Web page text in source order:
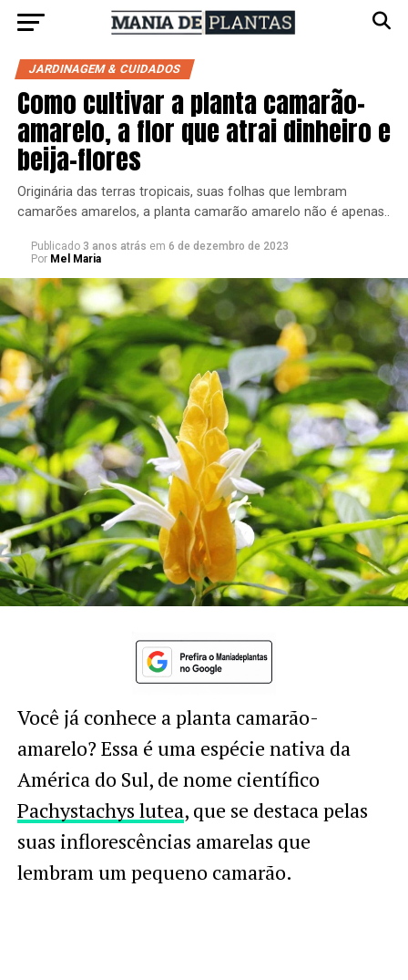
JARDINAGEM & CUIDADOS
Como cultivar a planta camarão-
amarelo, a flor que atrai dinheiro e
beija-flores
Originária das terras tropicais, suas folhas que lembram
camarões amarelos, a planta camarão amarelo não é apenas..
Publicado 3 anos atrás em 6 de dezembro de 2023
Por Mel Maria
Você já conhece a planta camarão-
amarelo? Essa é uma espécie nativa da
América do Sul, de nome científico
Pachystachys lutea, que se destaca pelas
suas inflorescências amarelas que
lembram um pequeno camarão.